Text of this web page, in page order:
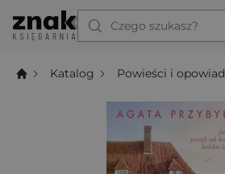
Czego szukasz?
Katalog Powieści i